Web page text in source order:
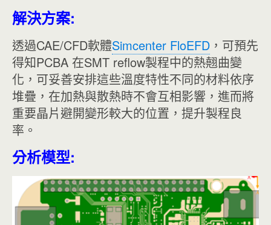
解決方案:
透過CAE/CFD軟體Simcenter FloEFD ，可預先
得知PCBA 在SMT reflow製程中的熱翹曲變
化，可妥善安排這些溫度特性不同的材料依序
堆疊，在加熱與散熱時不會互相影響，進而將
重要晶片避開變形較大的位置，提升製程良
率。
分析模型: